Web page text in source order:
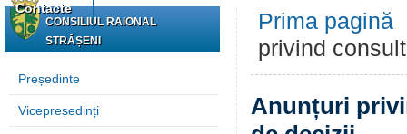
Contacte
CONSILIUL RAIONAL
STRĂȘENI
Președinte
Vicepreședinți
Prima pagină
privind
Anunțuri